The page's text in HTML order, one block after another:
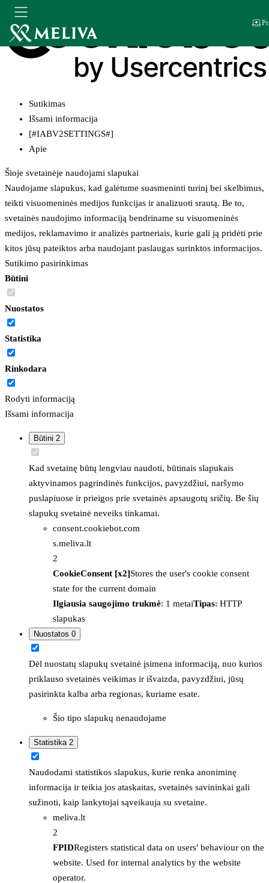
Sutikimas
Išsami informacija
[#IABV2SETTINGS#]
Apie
Šioje svetainėje naudojami slapukai
Naudojame slapukus, kad galėtume suasmeninti turinį bei skelbimus,
teikti visuomeninės medijos funkcijas ir analizuoti srautą. Be to,
svetainės naudojimo informaciją bendriname su visuomeninės
medijos, reklamavimo ir analizės partneriais, kurie gali ją pridėti prie
kitos jūsų pateiktos arba naudojant paslaugas surinktos informacijos.
Sutikimo pasirinkimas
Būtini
Nuostatos
Statistika
Rinkodara
Rodyti informaciją
Išsami informacija
Būtini 2
Kad svetainę būtų lengviau naudoti, būtinais slapukais
aktyvinamos pagrindinės funkcijos, pavyzdžiui, naršymo
puslapiuose ir prieigos prie svetainės apsaugotų sričių. Be šių
slapukų svetainė neveiks tinkamai.
consent.cookiebot.com
s.meliva.lt
2
CookieConsent [x2]Stores the user's cookie consent
state for the current domain
Ilgiausia saugojimo trukmė: 1 metaiTipas: HTTP
slapukas
Nuostatos 0
Dėl nuostatų slapukų svetainė įsimena informaciją, nuo kurios
priklauso svetainės veikimas ir išvaizda, pavyzdžiui, jūsų
pasirinkta kalba arba regionas, kuriame esate.
Šio tipo slapukų nenaudojame
Statistika 2
Naudodami statistikos slapukus, kurie renka anoniminę
informacija ir teikia jos ataskaitas, svetainės savininkai gali
sužinoti, kaip lankytojai sąveikauja su svetaine.
meliva.lt
2
FPIDRegisters statistical data on users' behaviour on the
website. Used for internal analytics by the website
operator.